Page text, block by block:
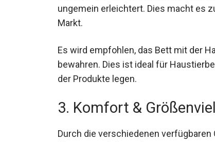
ungemein erleichtert. Dies macht es
Markt.
Es wird empfohlen, das Bett mit der
bewahren. Dies ist ideal für
der Produkte legen.
3. Komfort &
Durch die verschiedenen verfügbaren